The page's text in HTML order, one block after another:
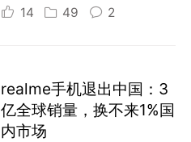
14 49 2
realme手机退出中国：3
亿全球销量，换不来1%国
内市场